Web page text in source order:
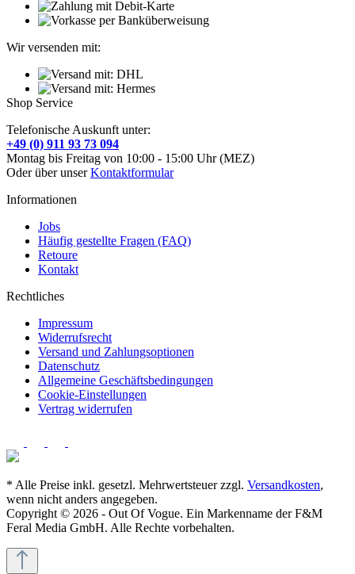
Wir versenden mit:
Shop Service
Telefonische Auskunft unter:
+49 (0) 911 93 73 094
Montag bis Freitag von 10:00 - 15:00 Uhr (MEZ)
Oder über unserKontaktformular
Informationen
Jobs
Häufig gestellte Fragen (FAQ)
Retoure
Kontakt
Rechtliches
Impressum
Widerrufsrecht
Versand und Zahlungsoptionen
Datenschutz
Allgemeine Geschäftsbedingungen
Cookie-Einstellungen
Vertrag widerrufen
* Alle Preise inkl. gesetzl. Mehrwertsteuer zzgl. Versandkosten,
wenn nicht anders angegeben.
Copyright © 2026 - Out Of Vogue. Ein Markenname der F&M
Feral Media GmbH. Alle Rechte vorbehalten.